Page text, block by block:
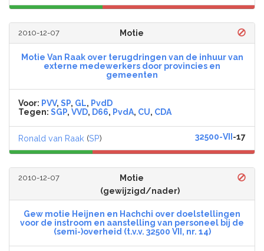
2010-12-07 Motie
Motie Van Raak over terugdringen van de inhuur van
externe medewerkers door provincies en
gemeenten
Voor: PVV, SP, GL, PvdD
Tegen: SGP, VVD, D66, PvdA, CU, CDA
Ronald van Raak (SP) 32500-VII -17
2010-12-07
Motie
(gewijzigd/nader)
Gew motie Heijnen en Hachchi over doelstellingen
voor de instroom en aanstelling van personeel bij de
(semi-)overheid (t.v.v. 32500 VII, nr. 14)